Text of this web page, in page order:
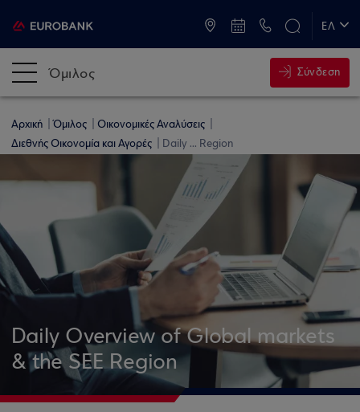
ΕΛ
Όμιλος Σύνδεση
Αρχική Όμιλος
Οικονομικές Αναλύσεις
Διεθνής Οικονομία και Αγορές
Daily ... Region
Daily Overview of Global markets
& the SEE Region